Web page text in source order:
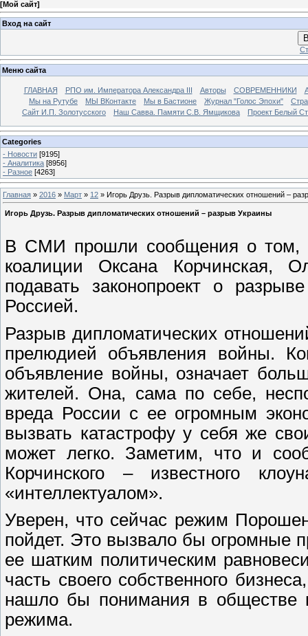
[Мой сайт]
Вход на сайт
Меню сайта
ГЛАВНАЯ РПО им. Императора Александра III Авторы СОВРЕМЕННИКИ
Мы на Рутубе
МЫ ВКонтакте Мы в Бастионе Журнал "Голос Эпохи"
Сайт И.П. Золотусского
Наш Савва. Памяти С.В. Ямщикова Проект Белый
Categories
- Новости [9195]
- Аналитика [8956]
- Разное [4263]
Главная » 2016 » Март » 12 » Игорь Друзь. Разрыв дипломатических отношений –
Игорь Друзь. Разрыв дипломатических отношений – разрыв Украины
В СМИ прошли сообщения о том,
коалиции Оксана Корчинская,
подавать законопроект о
Россией.
Разрыв дипломатических
прелюдией объявления войны.
объявление войны, означает
жителей. Она, сама по себе,
вреда России с ее огромным
вызвать катастрофу у себя же
может легко. Заметим, что и
Корчинского – известного
«интеллектуалом».
Уверен, что сейчас режим
пойдет. Это вызвало бы огромные
ее шатким политическим
часть своего собственного
нашло бы понимания в обществе
режима.